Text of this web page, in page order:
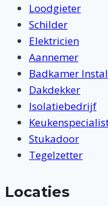
Loodgieter
Schilder
Elektricien
Aannemer
Badkamer
Dakdekker
Isolatiebedrijf
Stukadoor
Tegelzetter
Locaties